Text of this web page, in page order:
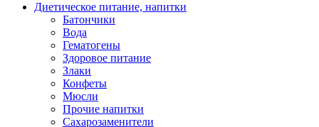
Диетическое питание, напитки
Батончики
Вода
Гематогены
Здоровое питание
Злаки
Конфеты
Мюсли
Прочие напитки
Сахарозаменители